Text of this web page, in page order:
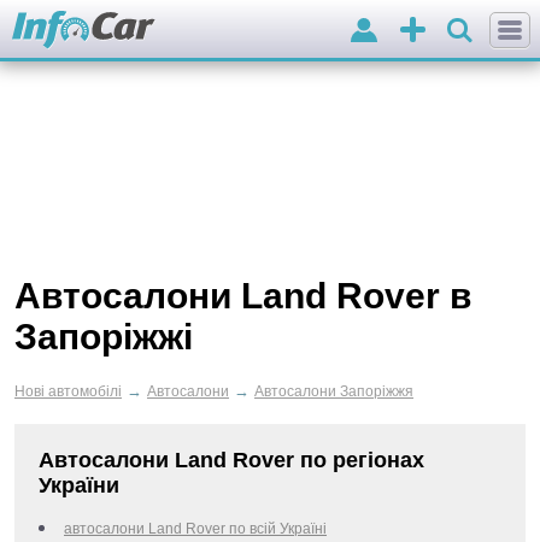
Додати
оголошення
Вхід
Автосалони Land Rover в
Запоріжжі
Нові автомобілі → Автосалони → Автосалони Запоріжжя
Автосалони Land Rover по регіонах
України
автосалони Land Rover по всій Україні